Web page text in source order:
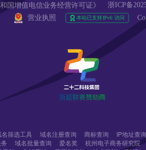
营业执照
浙ICP备
国增值电信业务经营许可证》
名筛选工具 域名注册查询 商标查询 IP地址查询
域名批量查询 爱名奖 杭州电子商务研究院